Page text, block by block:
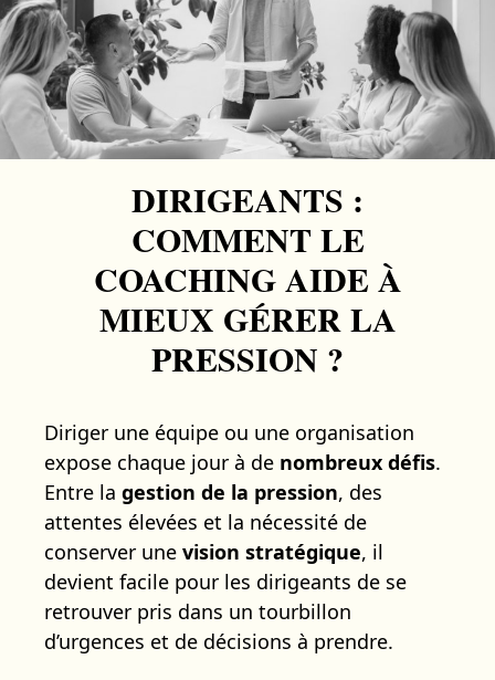
DIRIGEANTS :
COMMENT LE
COACHING AIDE À
MIEUX GÉRER LA
PRESSION ?
Diriger une équipe ou une organisation
expose chaque jour à de nombreux défis.
Entre la gestion de la pression, des
attentes élevées et la nécessité de
conserver une vision stratégique, il
devient facile pour les dirigeants de se
retrouver pris dans un tourbillon
d’urgences et de décisions à prendre.